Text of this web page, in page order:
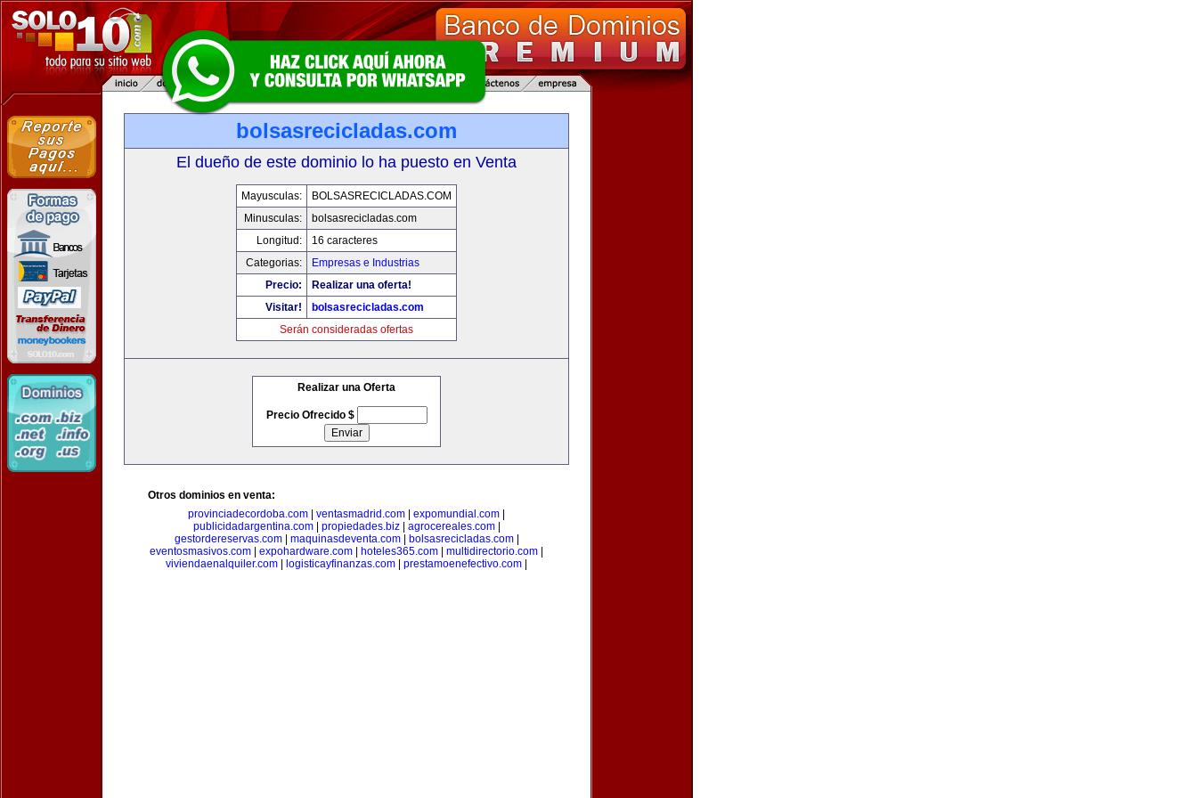
bolsasrecicladas.com
El dueño de este dominio lo ha puesto en Venta
Mayusculas:
BOLSASRECICLADAS.COM
Minusculas:
bolsasrecicladas.com
Longitud:
16 caracteres
Categorias:
Empresas e Industrias
Precio:
Realizar una oferta!
Visitar!
bolsasrecicladas.com
Serán consideradas ofertas
Realizar una Oferta
Precio Ofrecido $
Otros dominios en venta:
provinciadecordoba.com
ventasmadrid.com expomundial.com
publicidadargentina.com| propiedades.biz| agrocereales.com|
gestordereservas.com| maquinasdeventa.com| bolsasrecicladas.com|
eventosmasivos.com
expohardware.com hoteles365.com multidirectorio.com
viviendaenalquiler.com
logisticayfinanzas.com prestamoenefectivo.com